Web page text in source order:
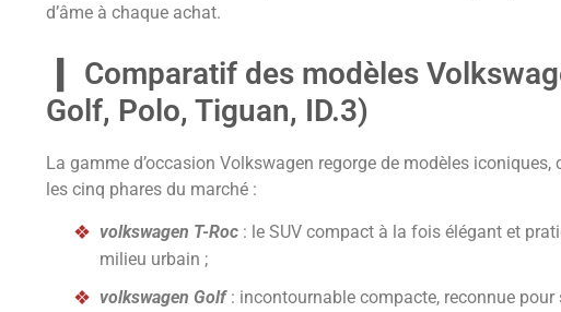
d’âme à chaque achat.
Comparatif des modèles
Golf, Polo, Tiguan, ID.3)
La gamme d’occasion Volkswagen regorge de modèles
les cinq phares du marché :
volkswagen T-Roc : le SUV compact à la fois élégant et
milieu urbain ;
volkswagen Golf: incontournable compacte, reconnue